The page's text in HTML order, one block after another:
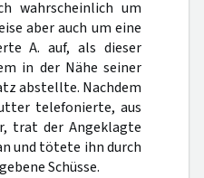
wahrscheinlich um
aber auch um eine
A. auf, als dieser
in der Nähe seiner
abstellte. Nachdem
telefonierte, aus
trat der Angeklagte
und tötete ihn durch
Schüsse.